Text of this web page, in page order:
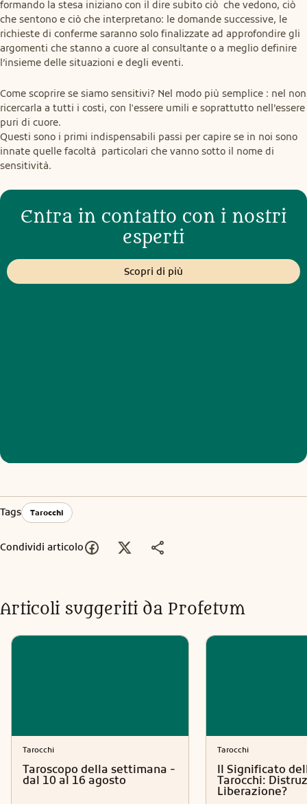
formando la stesa iniziano con il dire subito ciò  che vedono, ciò
che sentono e ciò che interpretano: le domande successive, le
richieste di conferme saranno solo finalizzate ad approfondire gli
argomenti che stanno a cuore al consultante o a meglio definire
l’insieme delle situazioni e degli eventi.
Come scoprire se siamo sensitivi? Nel modo più semplice : nel non
ricercarla a tutti i costi, con l'essere umili e soprattutto nell’essere
puri di cuore.
Questi sono i primi indispensabili passi per capire se in noi sono
innate quelle facoltà  particolari che vanno sotto il nome di
sensitività.
Entra in contatto con i nostri
esperti
Scopri di più
Tags Tarocchi
Condividi articolo
Articoli suggeriti da Profetum
Tarocchi
Taroscopo della settimana -
dal 10 al 16 agosto
Tarocchi
Il Significato
Tarocchi:
Liberazione?